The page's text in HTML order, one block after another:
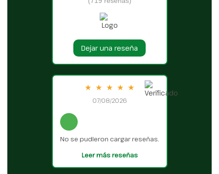
Dejar una reseña
★ ★ ★ ★ ★
07/08/2026
No se pudieron cargar reseñas.
Leer más reseñas